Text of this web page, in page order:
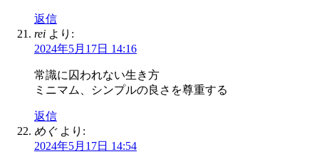
返信
rei より:
2024年5月17日 14:16
常識に囚われない生き方
ミニマム、シンプルの良さを尊重する
返信
めぐ より:
2024年5月17日 14:54